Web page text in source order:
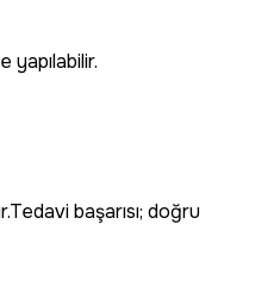
yapılabilir.
başarısı; doğru